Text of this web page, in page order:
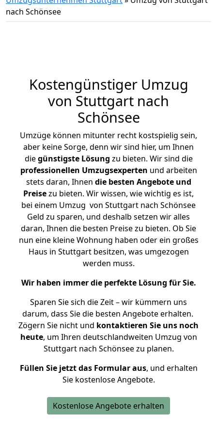
nach Schönsee
Kostengünstiger Umzug
von Stuttgart nach
Schönsee
Umzüge können mitunter recht kostspielig sein,
aber keine Sorge, denn wir sind hier, um Ihnen
diegünstigste Lösung zu bieten. Wir sind die
professionellen Umzugsexperten und arbeiten
stets daran, Ihnen die besten Angebote und
Preisezu bieten. Wir wissen, wie wichtig es ist,
bei einem Umzug von Stuttgart nach Schönsee
Geld zu sparen, und deshalb setzen wir alles
daran, Ihnen die besten Preise zu bieten. Ob Sie
nun eine kleine Wohnung haben oder ein großes
Haus in Stuttgart besitzen, was umgezogen
werden muss.
Wir haben immer die perfekte Lösung für Sie.
Sparen Sie sich die Zeit – wir kümmern uns
darum, dass Sie die besten Angebote erhalten.
Zögern Sie nicht und kontaktieren Sie uns noch
heute, um Ihren deutschlandweiten Umzug von
Stuttgart nach Schönsee zu planen.
Füllen Sie jetzt das Formular aus, und erhalten
Sie kostenlose Angebote.
Kostenlose Angebote erhalten